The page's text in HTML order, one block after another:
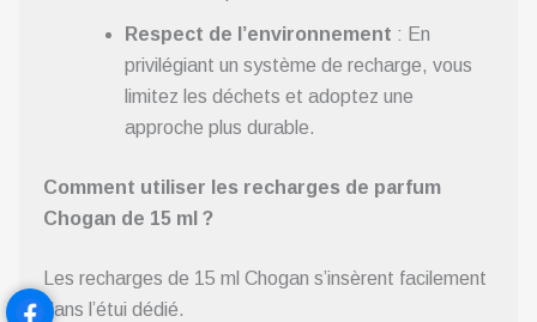
Respect de l’environnement : En
privilégiant un système de recharge, vous
limitez les déchets et adoptez une
approche plus durable.
Comment utiliser les recharges de parfum
Chogan de 15 ml ?
Les recharges de 15 ml Chogan s’insèrent facilement
dans l’étui dédié.